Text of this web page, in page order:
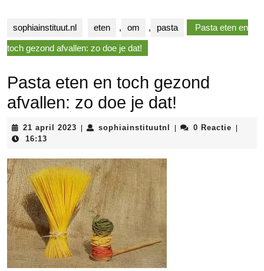
sophiainstituut.nl eten , om , pasta Pasta eten en
toch gezond afvallen: zo doe je dat!
Pasta eten en toch gezond
afvallen: zo doe je dat!
21 april 2023 21
sophiainstituutnl sophiainstituutnl
0 Reactie
16:13